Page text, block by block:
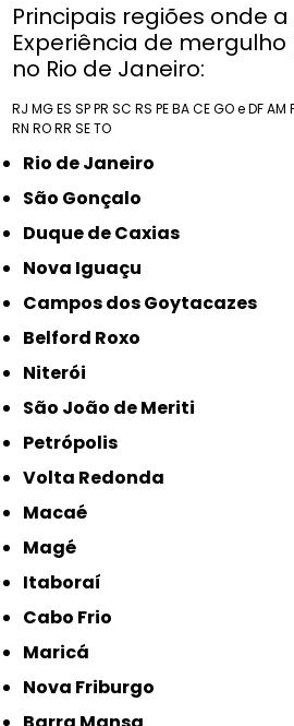
Principais regiões onde
Experiência de
no Rio de Janeiro:
RJ MGES SPPR SC RS PEBACEGO e DFAM
RN RORR SETO
Rio de Janeiro
São Gonçalo
Duque de Caxias
Nova Iguaçu
Campos dos Goytacazes
Belford Roxo
Niterói
São João de Meriti
Petrópolis
Volta Redonda
Macaé
Magé
Itaboraí
Cabo Frio
Maricá
Nova Friburgo